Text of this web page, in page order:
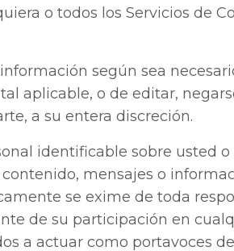
o todos los Servicios de
según sea
aplicable, o de editar,
a su entera discreción.
identificable sobre usted o
mensajes o
se exime de toda
de su participación en
a actuar como portavoces de